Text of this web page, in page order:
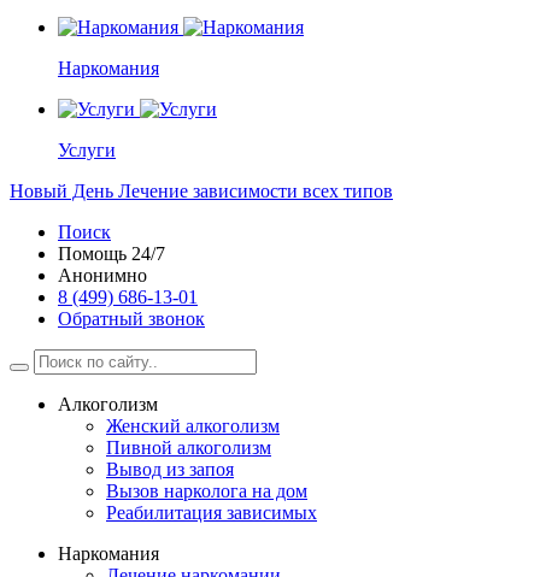
Наркомания
Услуги
Новый День Лечение зависимости всех типов
Поиск
Помощь 24/7
Анонимно
8 (499) 686-13-01
Обратный звонок
Алкоголизм
Женский алкоголизм
Пивной алкоголизм
Вывод из запоя
Вызов нарколога на дом
Реабилитация зависимых
Наркомания